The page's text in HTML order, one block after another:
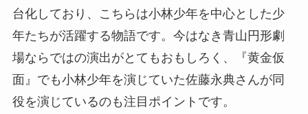
台化しており、こちらは小林少年を中心とした少
年たちが活躍する物語です。今はなき青山円形劇
場ならではの演出がとてもおもしろく、『黄金仮
面』でも小林少年を演じていた佐藤永典さんが同
役を演じているのも注目ポイントです。